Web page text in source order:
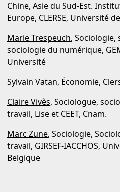
Chine, Asie du Sud-Est.
Europe, CLERSE, Université
Marie Trespeuch, Sociologie,
sociologie du numérique,
Université
Sylvain Vatan, Économie,
Claire Vivès, Sociologue,
travail, Lise et CEET, Cnam.
Marc Zune, Sociologie,
travail, GIRSEF-IACCHOS,
Belgique